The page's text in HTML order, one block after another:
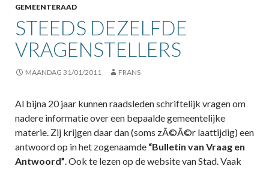
GEMEENTERAAD
STEEDS DEZELFDE
VRAGENSTELLERS
MAANDAG 31/01/2011 FRANS
Al bijna 20 jaar kunnen raadsleden schriftelijk vragen om
nadere informatie over een bepaalde gemeentelijke
materie. Zij krijgen daar dan (soms zÃ©Ã©r laattijdig) een
antwoord op in het zogenaamde “Bulletin van Vraag en
Antwoord”. Ook te lezen op de website van Stad. Vaak